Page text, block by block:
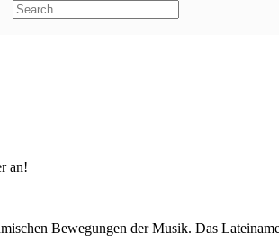
an!
Bewegungen der Musik. Das